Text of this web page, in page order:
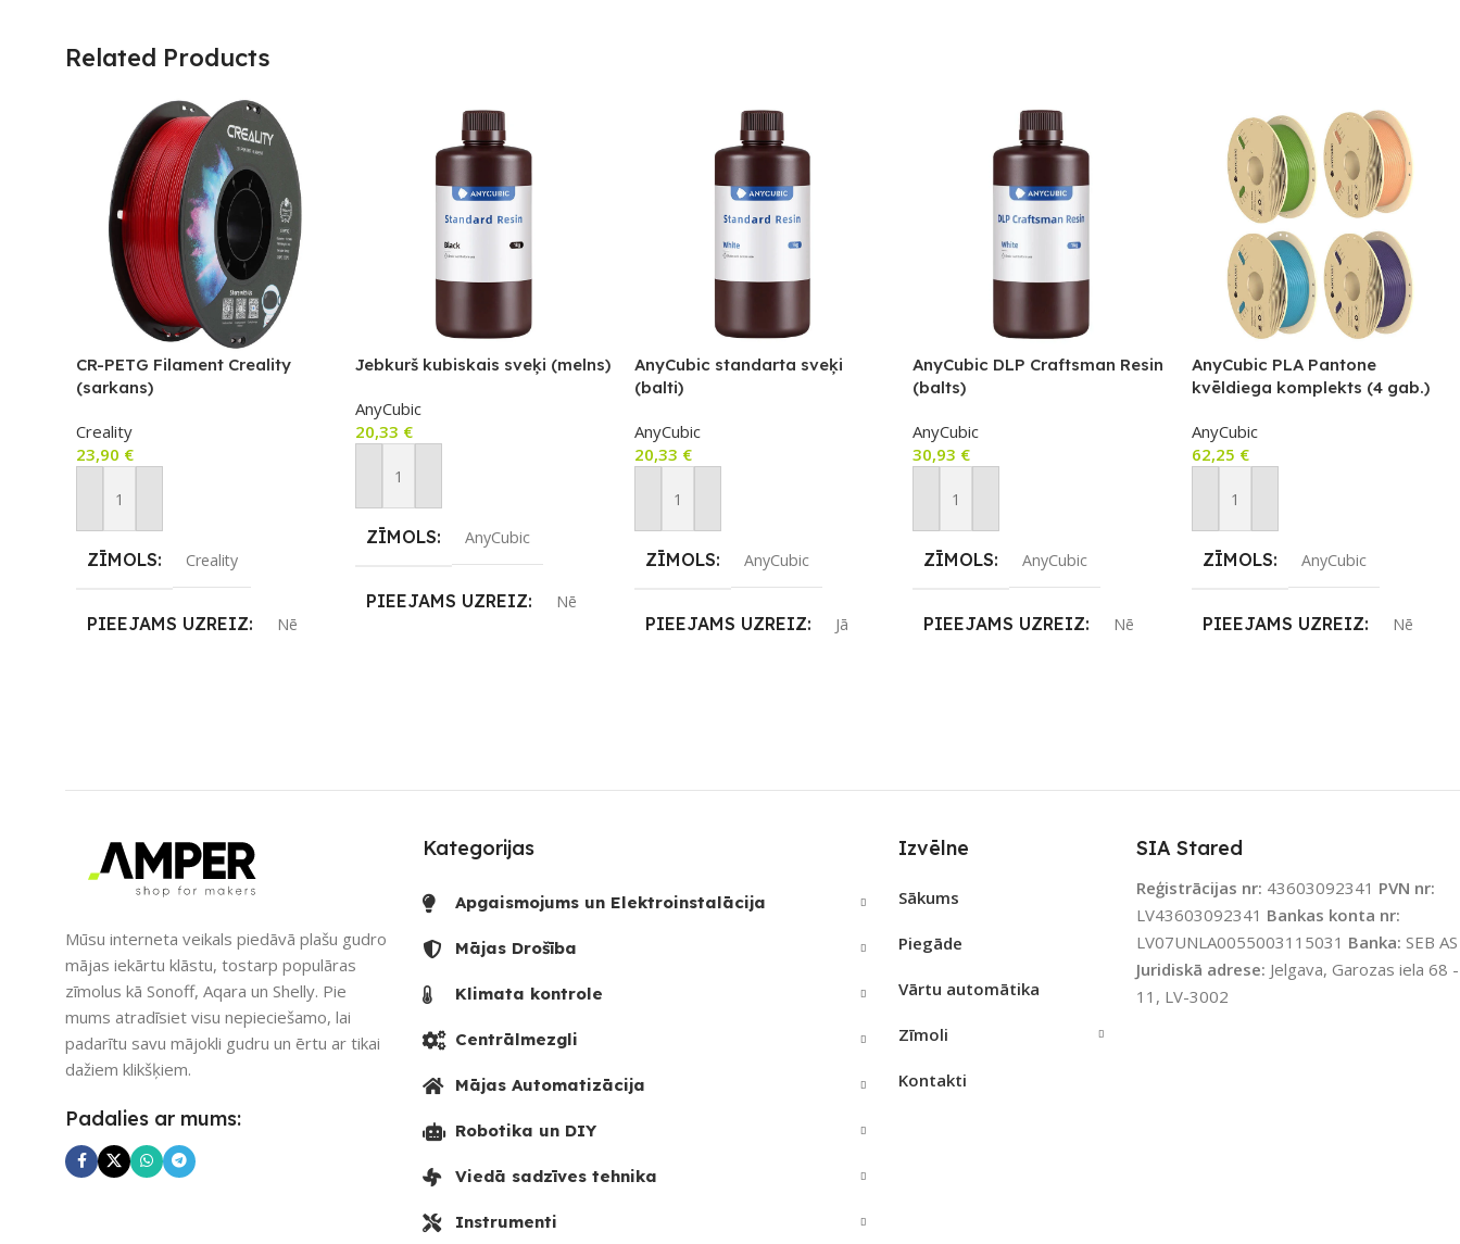
Related Products
CR-PETG Filament Creality
(sarkans)
Creality
23,90 €
Pievienot Grozam
ZĪMOLS Creality
PIEEJAMS UZREIZ Nē
Jebkurš kubiskais sveķi (melns)
AnyCubic
20,33 €
Pievienot Grozam
ZĪMOLS AnyCubic
PIEEJAMS UZREIZ Nē
AnyCubic standarta sveķi
(balti)
AnyCubic
20,33 €
Pievienot Grozam
ZĪMOLS AnyCubic
PIEEJAMS UZREIZ Jā
AnyCubic DLP Craftsman Resin
(balts)
AnyCubic
30,93 €
Pievienot Grozam
ZĪMOLS AnyCubic
PIEEJAMS UZREIZ Nē
AnyCubic PLA Pantone
kvēldiega komplekts (4 gab.)
AnyCubic
62,25 €
Pievienot Grozam
ZĪMOLS AnyCubic
PIEEJAMS UZREIZ Nē
Mūsu interneta veikals piedāvā plašu gudro
mājas iekārtu klāstu, tostarp populāras
zīmolus kā Sonoff, Aqara un Shelly. Pie
mums atradīsiet visu nepieciešamo, lai
padarītu savu mājokli gudru un ērtu ar tikai
dažiem klikšķiem.
Padalies ar mums:
Kategorijas
Apgaismojums un Elektroinstalācija
Mājas Drošība
Klimata kontrole
Centrālmezgli
Mājas Automatizācija
Robotika un DIY
Viedā sadzīves tehnika
Instrumenti
Izvēlne
Sākums
Piegāde
Vārtu automātika
Zīmoli
Kontakti
SIA Stared
Reģistrācijas nr: 43603092341 PVN nr:
LV43603092341 Bankas konta nr:
LV07UNLA0055003115031 Banka: SEB AS
Juridiskā adrese: Jelgava, Garozas iela 68 -
11, LV-3002